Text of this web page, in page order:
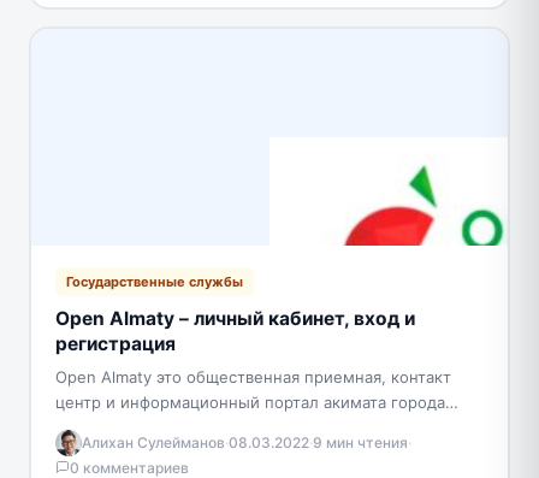
Государственные службы
Open Almaty – личный кабинет, вход и
регистрация
Open Almaty это общественная приемная, контакт
центр и информационный портал акимата города
Алматы. Цель проекта – обеспечение эффективного
взаимодействия между горожанами и…
Алихан Сулейманов·08.03.2022·9 мин чтения·
0 комментариев